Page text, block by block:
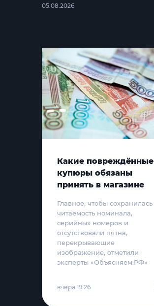
05.08.2026
Какие повреждённые
купюры обязаны
принять в магазине
Главное, чтобы сохранилась
читаемость номинала,
серийных номеров и
отсутствовали пятна,
перекрывающие
изображение, отметили
эксперты «Объясняем.РФ»
вчера 19:26